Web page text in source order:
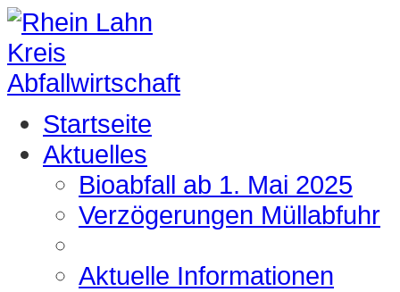
Startseite
Aktuelles
Bioabfall ab 1. Mai 2025
Verzögerungen Müllabfuhr
Aktuelle Informationen